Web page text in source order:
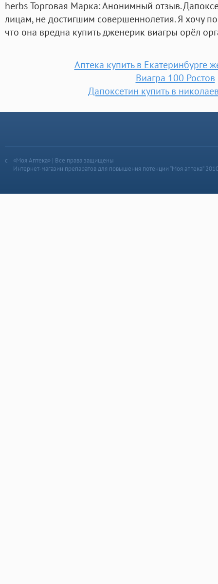
herbs Торговая Марка: Анонимный отзыв.
лицам, не достигшим совершеннолетия. Я хочу
что она вредна купить дженерик виагры орёл
Аптека купить в Екатеринбурге
Виагра 100 Ростов
Дапоксетин купить в
«Моя Аптека» | Все права защищены
Интернет-магазин препаратов для повышения потенции “Моя аптека”